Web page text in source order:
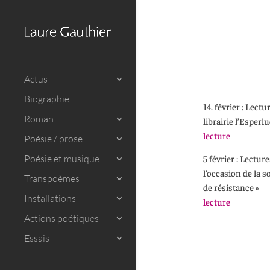
Actus
Biographie
Roman
Poésie / prose
Poésie et musique
Transpoèmes
Installations
Actions poétiques
Essais
14. février :
librairie
lecture
5 février :
l’occasion de la
de résistance »
lecture